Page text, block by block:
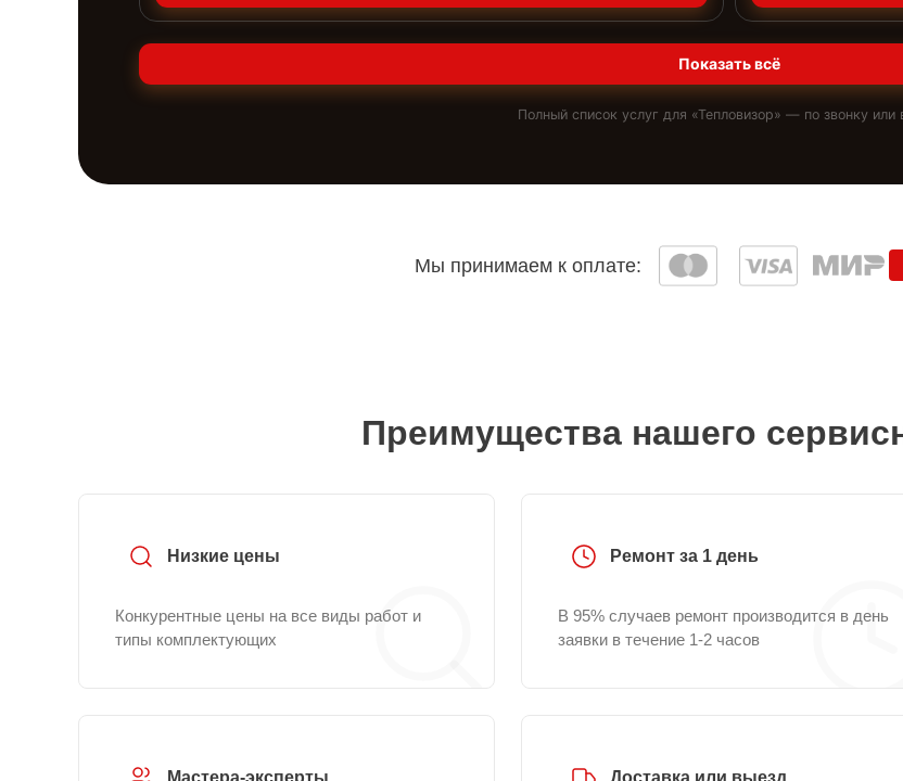
Показать всё
Полный список услуг для «Тепловизор» — по звонку или
Мы принимаем к оплате:
Преимущества нашего
Низкие цены
Конкурентные цены на все виды работ и
типы комплектующих
Ремонт за 1 день
В 95% случаев ремонт производится в день
заявки в течение 1-2 часов
Мастера-эксперты Доставка или выезд